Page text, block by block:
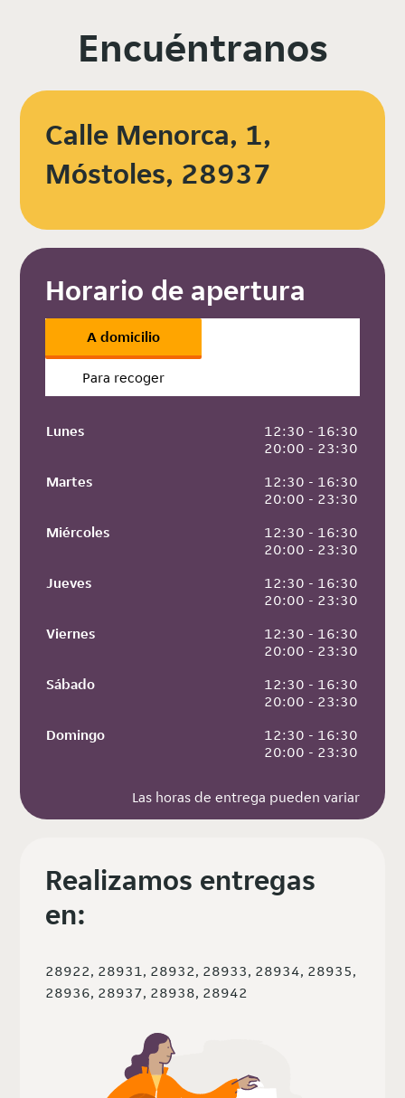
Encuéntranos
Calle Menorca, 1,
Móstoles, 28937
Horario de apertura
A domicilio
Para recoger
Lunes
12:30 - 16:30
20:00 - 23:30
Martes
12:30 - 16:30
20:00 - 23:30
Miércoles
12:30 - 16:30
20:00 - 23:30
Jueves
12:30 - 16:30
20:00 - 23:30
Viernes
12:30 - 16:30
20:00 - 23:30
Sábado
12:30 - 16:30
20:00 - 23:30
Domingo
12:30 - 16:30
20:00 - 23:30
Las horas de entrega pueden variar
Realizamos entregas
en:
28922, 28931, 28932, 28933, 28934, 28935,
28936, 28937, 28938, 28942